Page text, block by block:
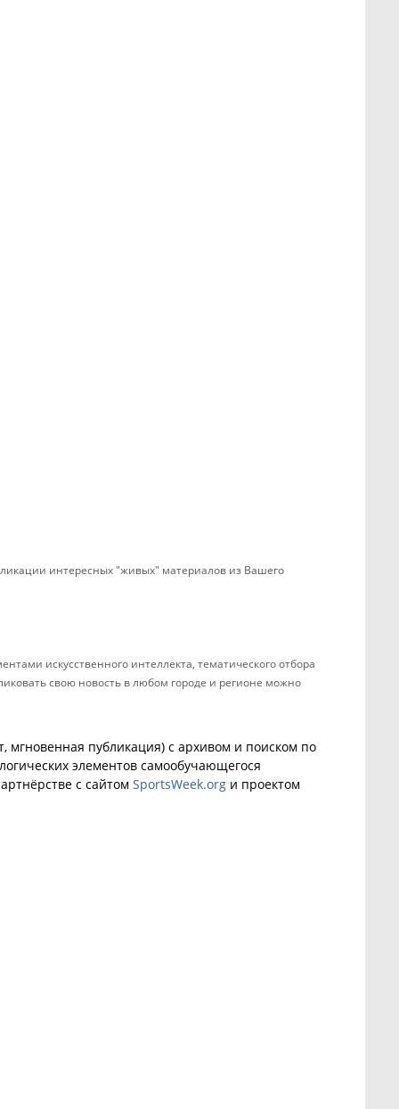
интересных "живых" материалов из Вашего
искусственного интеллекта, тематического отбора
свою новость в любом городе и регионе можно
публикация) с архивом и поиском по
элементов самообучающегося
с сайтом SportsWeek.org и проектом